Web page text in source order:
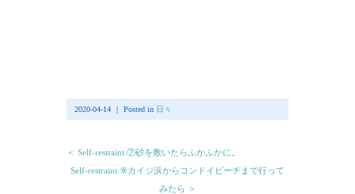
2020-04-14 ｜ Posted in 日々
＜ Self-restraint.⑦砂を敷いたらふかふかに。
Self-restraint.⑨カイジ浜からコンドイビーチまで行って
みたら ＞